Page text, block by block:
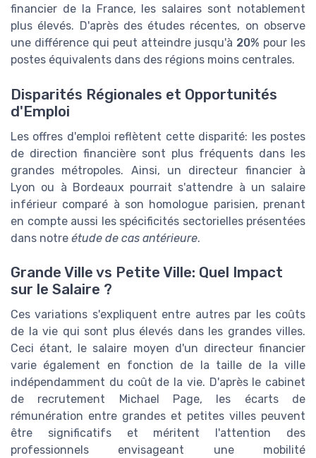
financier de la France, les salaires sont notablement
plus élevés. D'après des études récentes, on observe
une différence qui peut atteindre jusqu'à 20% pour les
postes équivalents dans des régions moins centrales.
Disparités Régionales et Opportunités
d'Emploi
Les offres d'emploi reflètent cette disparité: les postes
de direction financière sont plus fréquents dans les
grandes métropoles. Ainsi, un directeur financier à
Lyon ou à Bordeaux pourrait s'attendre à un salaire
inférieur comparé à son homologue parisien, prenant
en compte aussi les spécificités sectorielles présentées
dans notre étude de cas antérieure.
Grande Ville vs Petite Ville: Quel Impact
sur le Salaire ?
Ces variations s'expliquent entre autres par les coûts
de la vie qui sont plus élevés dans les grandes villes.
Ceci étant, le salaire moyen d'un directeur financier
varie également en fonction de la taille de la ville
indépendamment du coût de la vie. D'après le cabinet
de recrutement Michael Page, les écarts de
rémunération entre grandes et petites villes peuvent
être significatifs et méritent l'attention des
professionnels envisageant une mobilité